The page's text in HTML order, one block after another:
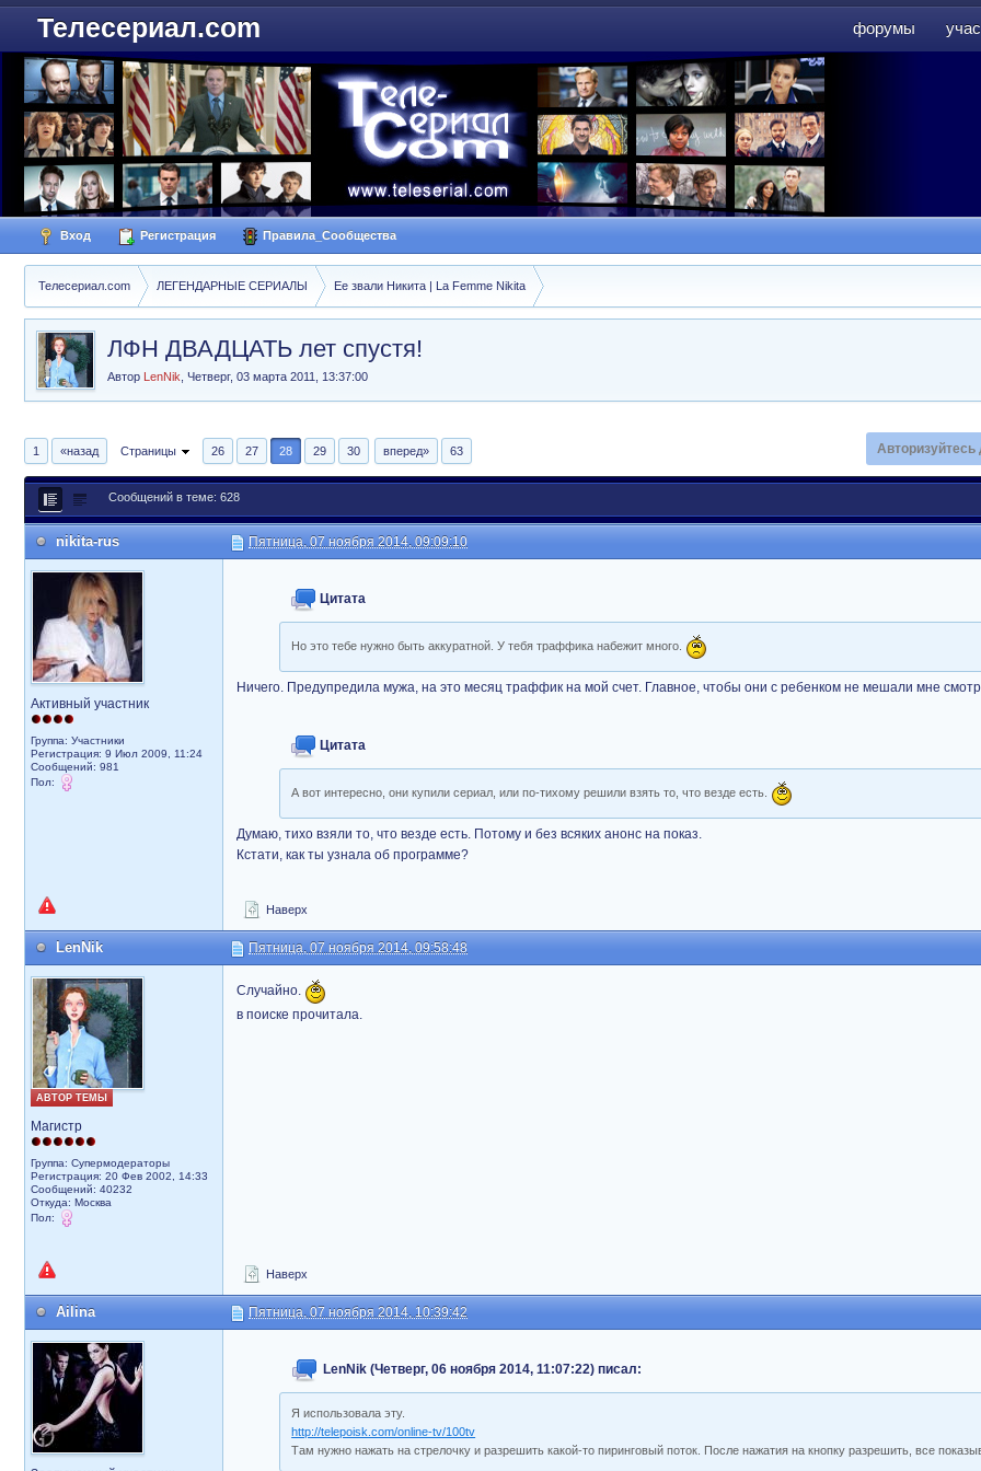
форумы
Телесериал.com
Вход Регистрация Правила_Сообщества
Телесериал.com ЛЕГЕНДАРНЫЕ СЕРИАЛЫ Ее звали Никита | La Femme Nikita
ЛФН ДВАДЦАТЬ лет спустя!
Автор LenNik Четверг, 03 марта 2011, 13:37:00
1 «назад Страницы 26 27 28 29 30 вперед» 63 Авторизуйтесь
Сообщений в теме: 628
nikita-rus Пятница, 07 ноября 2014, 09:09:10
Активный участник
Группа: Участники
Регистрация: 9 Июл 2009, 11:24
Сообщений: 981
Пол:
Цитата
Но это тебе нужно быть аккуратной. У тебя траффика набежит много.
Ничего. Предупредила мужа, на это месяц траффик на мой счет. Главное, чтобы они с ребенком не мешали мне
Цитата
А вот интересно, они купили сериал, или по-тихому решили взять то, что везде есть.
Думаю, тихо взяли то, что везде есть. Потому и без всяких анонс на показ.
Кстати, как ты узнала об программе?
Наверх
LenNik Пятница, 07 ноября 2014, 09:58:48
АВТОР ТЕМЫ
Магистр
Группа: Супермодераторы
Регистрация: 20 Фев 2002, 14:33
Сообщений: 40232
Откуда: Москва
Пол:
Случайно.
в поиске прочитала.
Наверх
Ailina Пятница, 07 ноября 2014, 10:39:42
LenNik (Четверг, 06 ноября 2014, 11:07:22) писал:
Я использовала эту.
http://telepoisk.com/online-tv/100tv
Там нужно нажать на стрелочку и разрешить какой-то пиринговый поток. После нажатия на кнопку разрешить, все